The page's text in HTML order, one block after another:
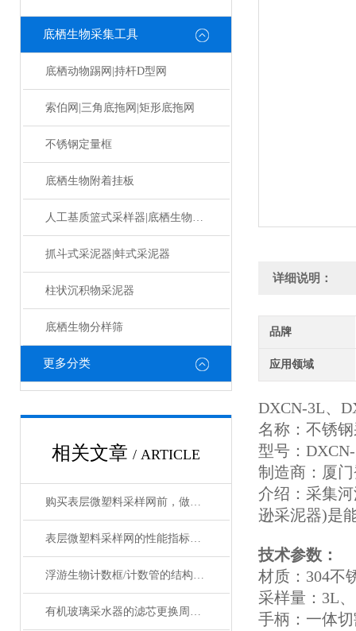
底栖生物采集工具
底栖动物踢网|持杆D型网
索伯网|三角底拖网|矩形底拖网
不锈钢定量框
底栖生物附着挂板
人工基质篮式采样器|底栖生物挂板
抓斗式采泥器|蚌式采泥器
柱状沉积物采泥器
底栖生物分样筛
更多分类
相关文章 / ARTICLE
购买表层微塑料采样网前，做好攻略了吗
表层微塑料采样网的性能指标与检测方法
浮游生物计数框/计数管的结构设计及操作使用技术
有机玻璃采水器的滤芯更换周期是多久？
详细说明：
品牌
应用领域
DXCN-3L、
名称：不锈
型号：
制造商：厦
介绍：采集
逊采泥器)是
技术参数：
材质：304不
采样量：3L
手柄：一体